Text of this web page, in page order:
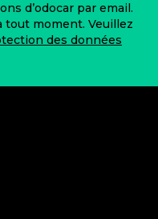
d’odocar par email.
tout moment. Veuillez
des données